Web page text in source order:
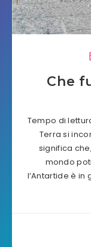
Che
Tempo di
Terra si
significa
mondo
l’Antartide è